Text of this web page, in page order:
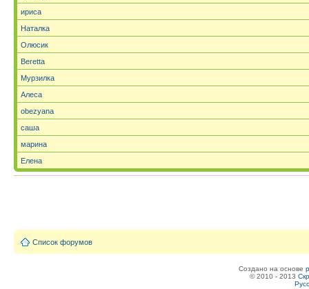
ириса
Наталка
Олюсик
Beretta
Мурзилка
Алеса
obezyana
саша
марина
Елена
Список форумов
Создано на основе
© 2010 - 2013